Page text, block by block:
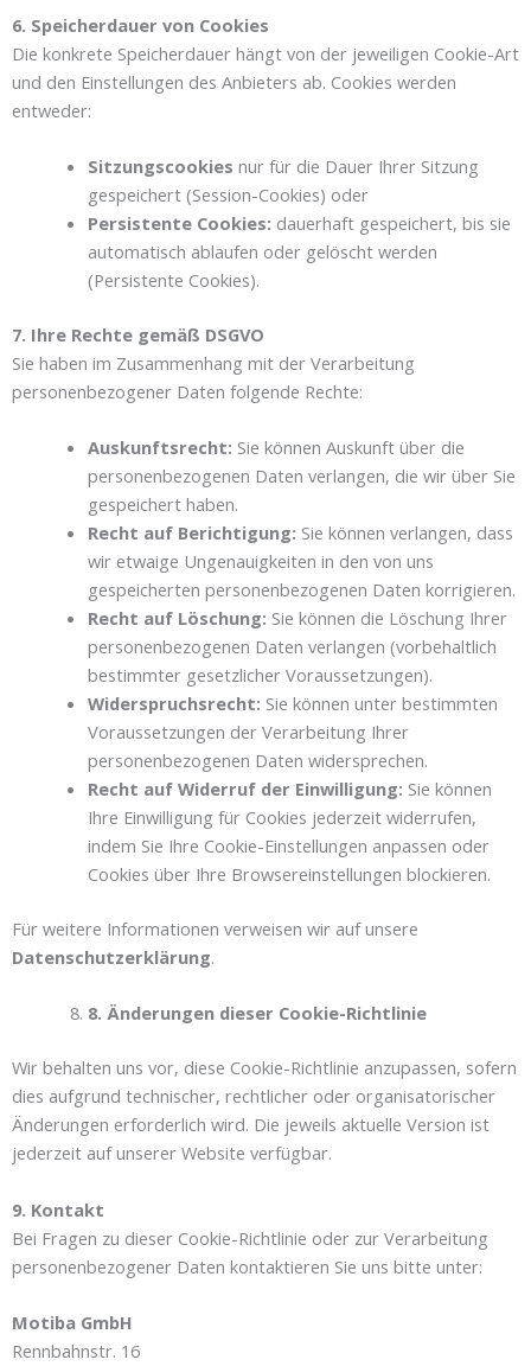
6. Speicherdauer von Cookies
Die konkrete Speicherdauer hängt von der jeweiligen Cookie-Art
und den Einstellungen des Anbieters ab. Cookies werden
entweder:
Sitzungscookies nur für die Dauer Ihrer Sitzung
gespeichert (Session-Cookies) oder
Persistente Cookies: dauerhaft gespeichert, bis sie
automatisch ablaufen oder gelöscht werden
(Persistente Cookies).
7. Ihre Rechte gemäß DSGVO
Sie haben im Zusammenhang mit der Verarbeitung
personenbezogener Daten folgende Rechte:
Auskunftsrecht: Sie können Auskunft über die
personenbezogenen Daten verlangen, die wir über Sie
gespeichert haben.
Recht auf Berichtigung: Sie können verlangen, dass
wir etwaige Ungenauigkeiten in den von uns
gespeicherten personenbezogenen Daten korrigieren.
Recht auf Löschung: Sie können die Löschung Ihrer
personenbezogenen Daten verlangen (vorbehaltlich
bestimmter gesetzlicher Voraussetzungen).
Widerspruchsrecht: Sie können unter bestimmten
Voraussetzungen der Verarbeitung Ihrer
personenbezogenen Daten widersprechen.
Recht auf Widerruf der Einwilligung: Sie können
Ihre Einwilligung für Cookies jederzeit widerrufen,
indem Sie Ihre Cookie-Einstellungen anpassen oder
Cookies über Ihre Browsereinstellungen blockieren.
Für weitere Informationen verweisen wir auf unsere
Datenschutzerklärung.
8. Änderungen dieser Cookie-Richtlinie
Wir behalten uns vor, diese Cookie-Richtlinie anzupassen, sofern
dies aufgrund technischer, rechtlicher oder organisatorischer
Änderungen erforderlich wird. Die jeweils aktuelle Version ist
jederzeit auf unserer Website verfügbar.
9. Kontakt
Bei Fragen zu dieser Cookie-Richtlinie oder zur Verarbeitung
personenbezogener Daten kontaktieren Sie uns bitte unter:
Motiba GmbH
Rennbahnstr. 16